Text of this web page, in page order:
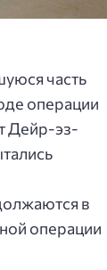
часть
операции
Дейр-эз-
в
операции